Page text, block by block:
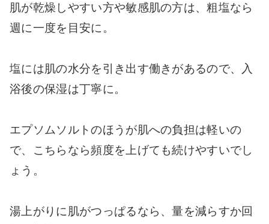
肌が乾燥しやすい方や敏感肌の方は、粗塩なら
週に一度を目安に。
塩には肌の水分を引き出す働きがあるので、入
浴後の保湿は丁寧に。
エプソムソルトのほうが肌への負担は軽いの
で、こちらなら頻度を上げても続けやすいでし
ょう。
湯上がりに肌がつっぱるなら、量を減らすか回